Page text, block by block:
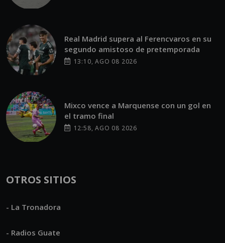
Real Madrid supera al Ferencvaros en su
segundo amistoso de pretemporada
13:10, AGO 08 2026
Mixco vence a Marquense con un gol en
el tramo final
12:58, AGO 08 2026
OTROS SITIOS
- La Tronadora
- Radios Guate